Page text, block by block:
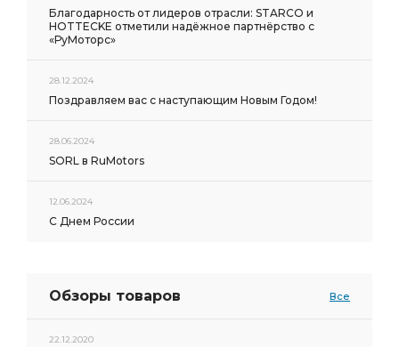
Благодарность от лидеров отрасли: STARCO и
HOTTECKE отметили надёжное партнёрство с
«РуМоторс»
28.12.2024
Поздравляем вас с наступающим Новым Годом!
28.06.2024
SORL в RuMotors
12.06.2024
С Днем России
Обзоры товаров Все
22.12.2020